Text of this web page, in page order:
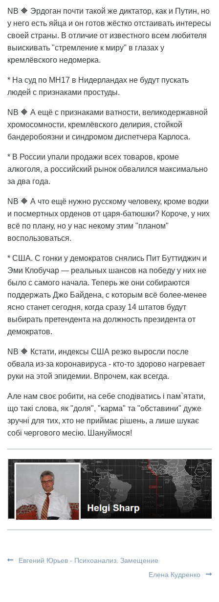
NB 🔶 Эрдоган почти такой же диктатор, как и Путин, но
у него есть яйца и он готов жёстко отстаивать интересы
своей страны. В отличие от известного всем любителя
выискивать "стремление к миру" в глазах у
кремлёвского недомерка.
* На суд по MH17 в Нидерландах не будут пускать
людей с признаками простуды.
NB 🔶 А ещё с признаками ватности, великодержавной
хромосомности, кремлёвского делирия, стойкой
бандеробоязни и синдромом диспетчера Карлоса.
* В России упали продажи всех товаров, кроме
алкоголя, а российский рынок обвалился максимально
за два года.
NB 🔶 А что ещё нужно русскому человеку, кроме водки
и посмертных орденов от царя-батюшки? Короче, у них
всё по плану, но у нас некому этим "планом"
воспользоваться.
* США. С гонки у демократов снялись Пит Буттиджич и
Эми Клобучар — реальных шансов на победу у них не
было с самого начала. Теперь же они собираются
поддержать Джо Байдена, с которым всё более-менее
ясно станет сегодня, когда сразу 14 штатов будут
выбирать претендента на должность президента от
демократов.
NB 🔶 Кстати, индексы США резко выросли после
обвала из-за коронавируса - кто-то здорово нагревает
руки на этой эпидемии. Впрочем, как всегда.
Але нам своє робити, на себе сподіватись і пам`ятати,
що такі слова, як "доля", "карма" та "обставини" дуже
зручні для тих, хто не приймає рішень, а лише шукає
собі чергового месію. Шануймося!
Евгений Юрьев - Психоанализ. Замещение
Елена Кудренко